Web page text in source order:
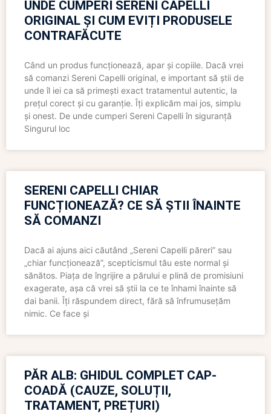
UNDE CUMPERI SERENI CAPELLI
ORIGINAL ȘI CUM EVIȚI PRODUSELE
CONTRAFĂCUTE
Când un produs funcționează, apar și copiile. Dacă vrei
să comanzi Sereni Capelli original, e important să știi de
unde îl iei ca să primești exact tratamentul autentic, la
prețul corect și cu garanție. Îți explicăm mai jos, simplu
și onest. De unde cumperi Sereni Capelli în siguranță
Singurul loc
SERENI CAPELLI CHIAR
FUNCȚIONEAZĂ? CE SĂ ȘTII ÎNAINTE
SĂ COMANZI
Dacă ai ajuns aici căutând „Sereni Capelli păreri” sau
„chiar funcționează”, scepticismul tău este normal și
sănătos. Piața de îngrijire a părului e plină de promisiuni
exagerate, așa că vrei să știi la ce te înhami înainte să
dai banii. Îți răspundem direct, fără să înfrumusețăm
nimic. Ce face și
PĂR ALB: GHIDUL COMPLET CAP-
COADĂ (CAUZE, SOLUȚII,
TRATAMENT, PREȚURI)